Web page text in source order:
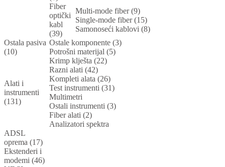
Fiber
optički
kabl
(39)
Multi-mode fiber (9)
Single-mode fiber (15)
Samonoseći kablovi (8)
Ostala pasiva
(10)
Ostale komponente (3)
Potrošni materijal (5)
Alati i
instrumenti
(131)
Krimp klješta (22)
Razni alati (42)
Kompleti alata (26)
Test instrumenti (31)
Multimetri
Ostali instrumenti (3)
Fiber alati (2)
Analizatori spektra
ADSL
oprema (17)
Ekstenderi i
modemi (46)